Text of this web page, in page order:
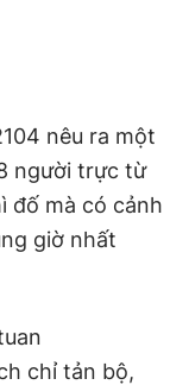
nêu ra một
người trực từ
đố mà có cảnh
giờ nhất
chỉ tản bộ,